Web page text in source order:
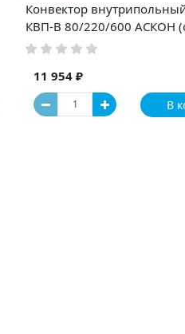
Конвектор
КВП-В 80/220/600 АСКОН
11 954 ₽
В